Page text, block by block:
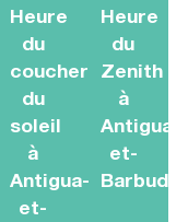
Heure
du
coucher
du
soleil
à
Antigua-
et-
Heure
du
Zenith
à
Antigua-
et-
Barbuda